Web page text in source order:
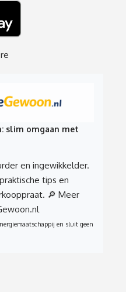
slim omgaan met
en ingewikkelder.
tips en
🔎 Meer
en sluit geen